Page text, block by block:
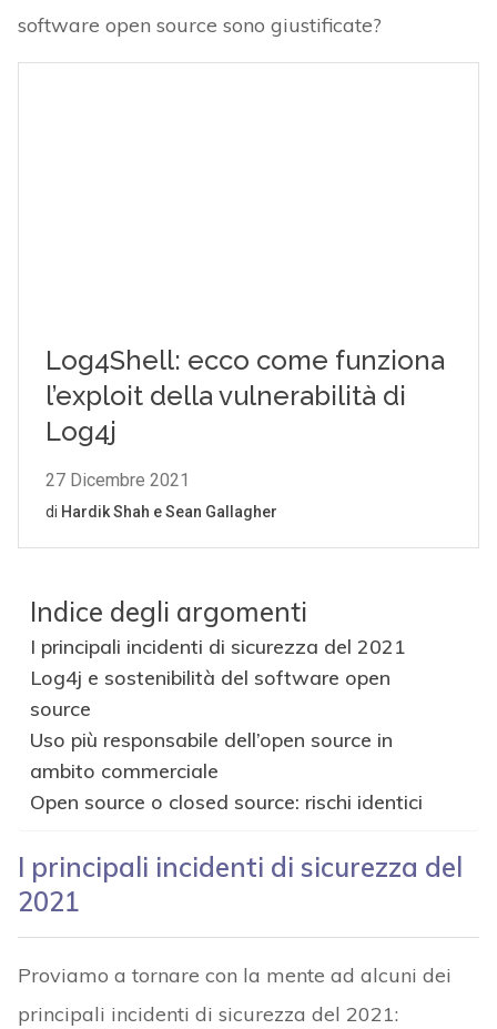
software open source sono giustificate?
Indice degli argomenti
I principali incidenti di sicurezza del 2021
Log4j e sostenibilità del software open
source
Uso più responsabile dell’open source in
ambito commerciale
Open source o closed source: rischi identici
I principali incidenti di sicurezza del
2021
Proviamo a tornare con la mente ad alcuni dei
principali incidenti di sicurezza del 2021: